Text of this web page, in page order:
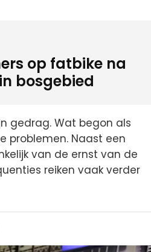
op fatbike na
bosgebied
gedrag. Wat begon als
problemen. Naast een
van de ernst van de
reiken vaak verder